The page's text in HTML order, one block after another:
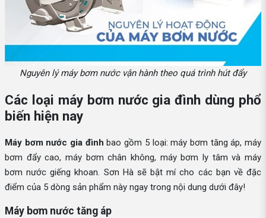
Nguyên lý máy bơm nước vận hành theo quá trình hút đẩy
Các loại máy bơm nước gia đình dùng phổ
biến hiện nay
Máy bơm nước gia đình bao gồm 5 loại: máy bơm tăng áp, máy
bơm đẩy cao, máy bơm chân không, máy bơm ly tâm và máy
bơm nước giếng khoan. Sơn Hà sẽ bật mí cho các bạn về đặc
điểm của 5 dòng sản phẩm này ngay trong nội dung dưới đây!
Máy bơm nước tăng áp